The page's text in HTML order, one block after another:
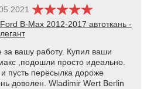
В-Мах 2012-2017 автоткань -
вашу работу. Купил ваши
,подошли просто идеально.
пусть пересылка дороже
доволен. Wladimir Wert Berlin